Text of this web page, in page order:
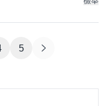
5